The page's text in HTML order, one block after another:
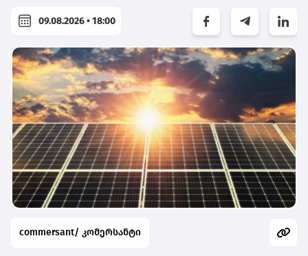
09.08.2026 • 18:00
commersant/ კომერსანტი